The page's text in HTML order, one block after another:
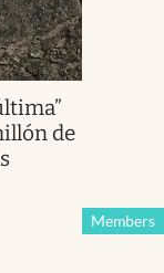
de
Members